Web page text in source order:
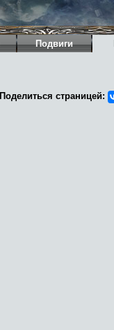
Подвиги
Поделиться страницей: